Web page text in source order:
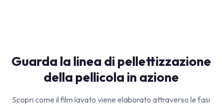
Guarda la linea di pellettizzazione
della pellicola in azione
Scopri come il film lavato viene elaborato attraverso le fasi